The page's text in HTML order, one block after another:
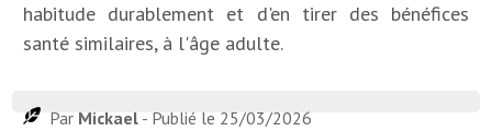
habitude durablement et d'en tirer des bénéfices
santé similaires, à l'âge adulte.
Par Mickael - Publié le 25/03/2026